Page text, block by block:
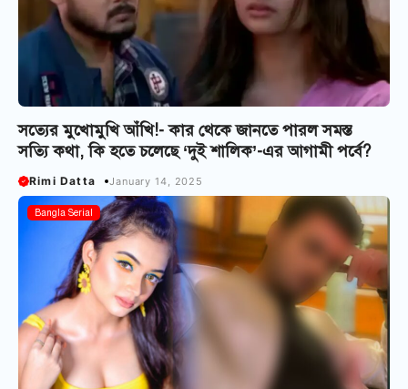
সত্যের মুখোমুখি আঁখি!- কার থেকে জানতে পারল সমস্ত
সত্যি কথা, কি হতে চলেছে ‘দুই শালিক’-এর আগামী পর্বে?
Rimi Datta January 14, 2025
Bangla Serial